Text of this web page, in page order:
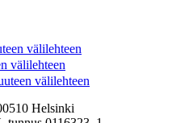
välilehteen
välilehteen
välilehteen
Helsinki